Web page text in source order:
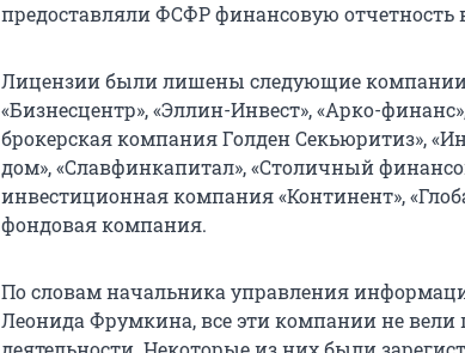
предоставляли ФСФР финансовую отчетность
Лицензии были лишены следующие
«Бизнесцентр», «Эллин-Инвест», «Арко-
брокерская компания Голден Секьюритиз»,
дом», «Славфинкапитал», «Столичный
инвестиционная компания «Континент»,
фондовая компания.
По словам начальника управления
Леонида Фрумкина, все эти компании не вели